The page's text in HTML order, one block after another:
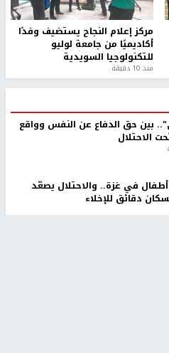
مركز إعلام النجاح يستضيف وفدًا
أكاديميًا من جامعة لوليو
للتكنولوجيا السويدية
منذ 10 دقيقة
بين حق الدفاع عن النفس وواقع
الاحتلال
في غزة.. والاحتلال يصعّد
دقائق للإخلاء